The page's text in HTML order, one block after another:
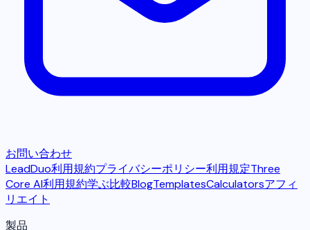
お問い合わせ
LeadDuo利用規約プライバシーポリシー利用規定Three
Core AI利用規約学ぶ比較BlogTemplatesCalculatorsアフィ
リエイト
製品